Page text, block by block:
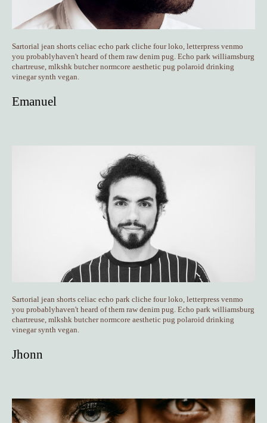
Sartorial jean shorts celiac echo park cliche four loko, letterpress venmo
you probablyhaven't heard of them raw denim pug. Echo park williamsburg
chartreuse, mlkshk butcher normcore aesthetic pug polaroid drinking
vinegar synth vegan.
Emanuel
Sartorial jean shorts celiac echo park cliche four loko, letterpress venmo
you probablyhaven't heard of them raw denim pug. Echo park williamsburg
chartreuse, mlkshk butcher normcore aesthetic pug polaroid drinking
vinegar synth vegan.
Jhonn